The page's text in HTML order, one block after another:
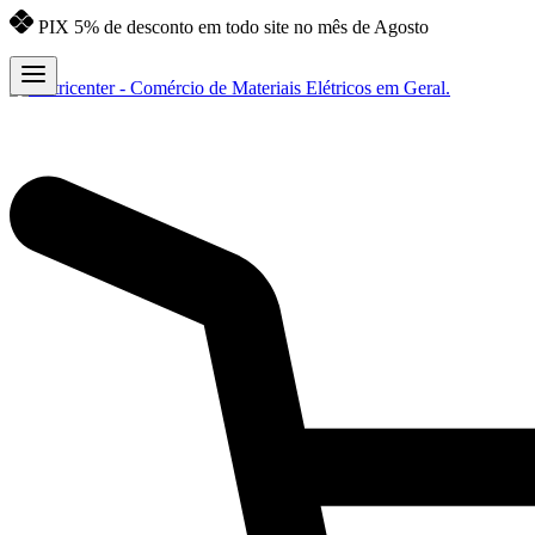
PIX 5% de desconto em todo site no mês de Agosto